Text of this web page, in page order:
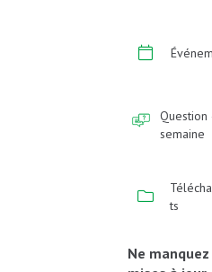
Question
semaine
ts
Ne